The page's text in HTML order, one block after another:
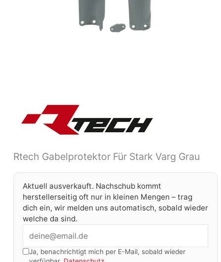
Rtech Gabelprotektor Für Stark Varg Grau
Aktuell ausverkauft. Nachschub kommt
herstellerseitig oft nur in kleinen Mengen – trag
dich ein, wir melden uns automatisch, sobald wieder
welche da sind.
Ja, benachrichtigt mich per E-Mail, sobald wieder